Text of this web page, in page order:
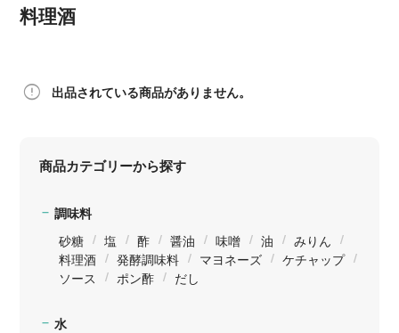
料理酒
出品されている商品がありません。
商品カテゴリーから探す
調味料
砂糖
塩 酢 醤油 味噌 油
みりん
料理酒
発酵調味料 マヨネーズ
ケチャップ
ソース
ポン酢 だし
水